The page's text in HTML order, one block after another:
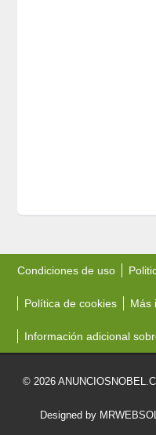
Condiciones de uso
Política de cookies Más
Información adicional
© 2026
Designed by